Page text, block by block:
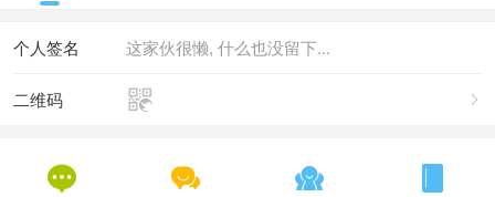
这家伙很懒, 什么也没留下...
个人签名


二维码
   